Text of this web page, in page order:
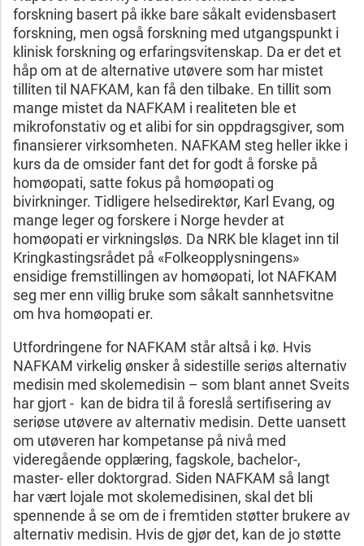
forskning basert på ikke bare såkalt evidensbasert
forskning, men også forskning med utgangspunkt i
klinisk forskning og erfaringsvitenskap. Da er det et
håp om at de alternative utøvere som har mistet
tilliten til NAFKAM, kan få den tilbake. En tillit som
mange mistet da NAFKAM i realiteten ble et
mikrofonstativ og et alibi for sin oppdragsgiver, som
finansierer virksomheten. NAFKAM steg heller ikke i
kurs da de omsider fant det for godt å forske på
homøopati, satte fokus på homøopati og
bivirkninger. Tidligere helsedirektør, Karl Evang, og
mange leger og forskere i Norge hevder at
homøopati er virkningsløs. Da NRK ble klaget inn til
Kringkastingsrådet på «Folkeopplysningens»
ensidige fremstillingen av homøopati, lot NAFKAM
seg mer enn villig bruke som såkalt sannhetsvitne
om hva homøopati er.
Utfordringene for NAFKAM står altså i kø. Hvis
NAFKAM virkelig ønsker å sidestille seriøs alternativ
medisin med skolemedisin – som blant annet Sveits
har gjort - kan de bidra til å foreslå sertifisering av
seriøse utøvere av alternativ medisin. Dette uansett
om utøveren har kompetanse på nivå med
videregående opplæring, fagskole, bachelor-,
master- eller doktorgrad. Siden NAFKAM så langt
har vært lojale mot skolemedisinen, skal det bli
spennende å se om de i fremtiden støtter brukere av
alternativ medisin. Hvis de gjør det, kan de jo støtte